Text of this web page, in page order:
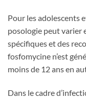
Pour les adolescents
posologie peut varier
spécifiques et des
fosfomycine n’est
moins de 12 ans en
Dans le cadre